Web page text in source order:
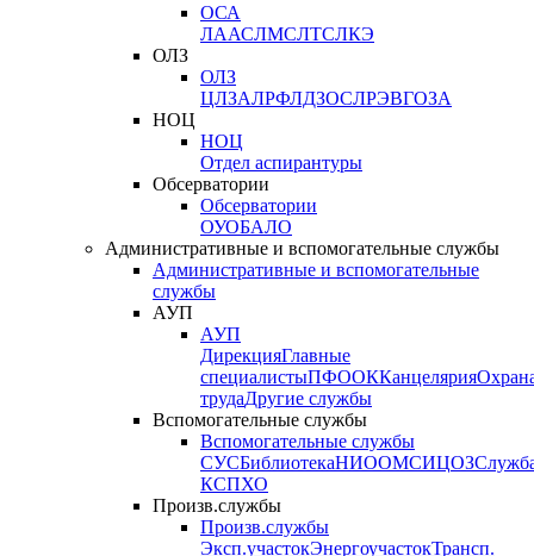
ОСА
ЛААСЛМСЛТСЛКЭ
ОЛЗ
ОЛЗ
ЦЛЗАЛРФЛДЗОСЛРЭВГОЗА
НОЦ
НОЦ
Отдел аспирантуры
Обсерватории
Обсерватории
ОУОБАЛО
Административные и вспомогательные службы
Административные и вспомогательные
службы
АУП
АУП
ДирекцияГлавные
специалистыПФООККанцелярия
трудаДругие службы
Вспомогательные службы
Вспомогательные службы
СУСБиблиотекаНИООМСИЦОЗ
КСПХО
Произв.службы
Произв.службы
Эксп.участокЭнергоучастокТрансп.